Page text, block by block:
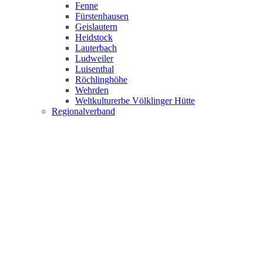
Fenne
Fürstenhausen
Geislautern
Heidstock
Lauterbach
Ludweiler
Luisenthal
Röchlinghöhe
Wehrden
Weltkulturerbe Völklinger Hütte
Regionalverband